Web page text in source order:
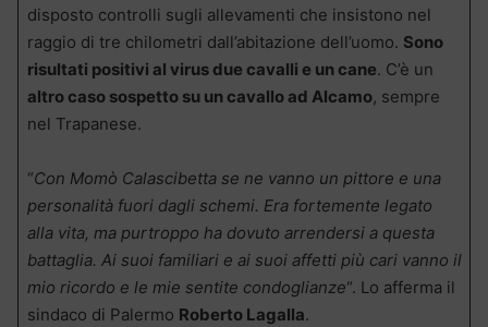
disposto controlli sugli allevamenti che insistono nel
raggio di tre chilometri dall’abitazione dell’uomo. Sono
risultati positivi al virus due cavalli e un cane. C’è un
altro caso sospetto su un cavallo ad Alcamo, sempre
nel Trapanese.
“Con Momò Calascibetta se ne vanno un pittore e una
personalità fuori dagli schemi. Era fortemente legato
alla vita, ma purtroppo ha dovuto arrendersi a questa
battaglia. Ai suoi familiari e ai suoi affetti più cari vanno il
mio ricordo e le mie sentite condoglianze“. Lo afferma il
sindaco di Palermo Roberto Lagalla.